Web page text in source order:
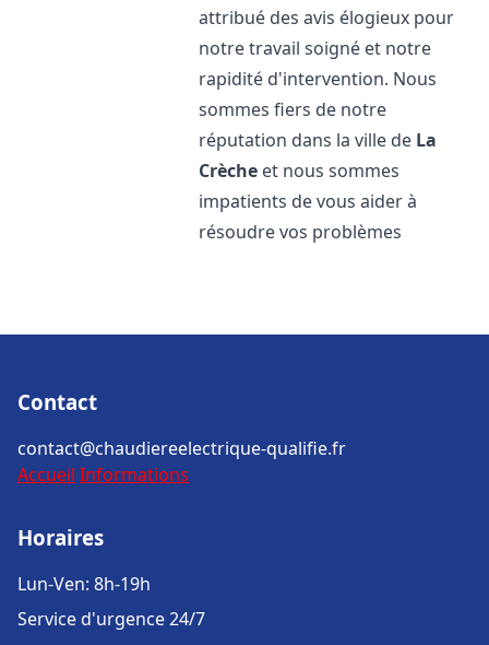
attribué des avis élogieux pour
notre travail soigné et notre
rapidité d'intervention. Nous
sommes fiers de notre
réputation dans la ville de La
Crèche et nous sommes
impatients de vous aider à
résoudre vos problèmes
Contact
contact@chaudiereelectrique-qualifie.fr
Accueil Informations
Horaires
Lun-Ven: 8h-19h
Service d'urgence 24/7